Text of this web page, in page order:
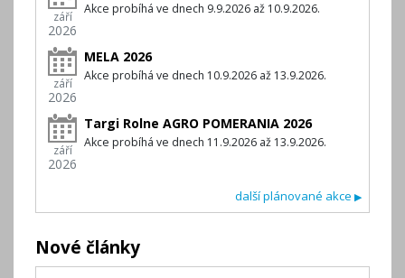
září
2026
Akce probíhá ve dnech 9.9.2026 až 10.9.2026.
září
2026
MELA 2026
Akce probíhá ve dnech 10.9.2026 až 13.9.2026.
září
2026
Targi Rolne AGRO POMERANIA 2026
Akce probíhá ve dnech 11.9.2026 až 13.9.2026.
další plánované akce ▶
Nové články